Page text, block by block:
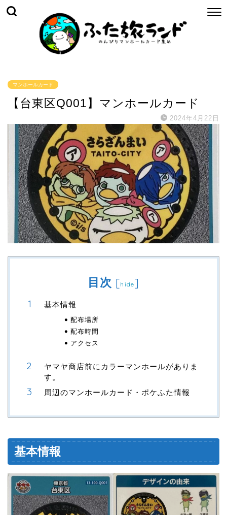
マンホールカード
【台東区Q001】マンホールカード
2024年4月22日
目次 [hide]
基本情報
配布場所
配布時間
アクセス
ヤマヤ商店前にカラーマンホールがありま
す。
周辺のマンホールカード・ポケふた情報
基本情報